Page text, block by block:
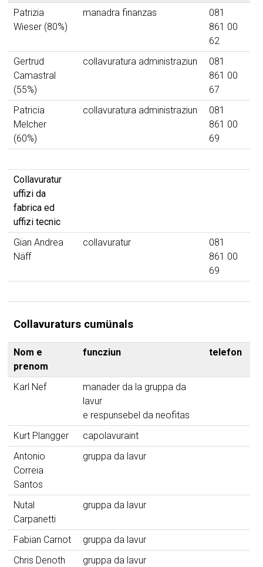
Patrizia
Wieser (80%)
manadra finanzas
081
861 00
62
Gertrud
Camastral
(55%)
collavuratura administraziun
081
861 00
67
Patricia
Melcher
(60%)
collavuratura administraziun
081
861 00
69
Collavuratur
uffizi da
fabrica ed
uffizi tecnic
Gian Andrea
Näff
collavuratur
081
861 00
69
Collavuraturs cumünals
Nom e
prenom
funcziun telefon
Karl Nef
manader da la gruppa da
lavur
e respunsebel da neofitas
Kurt Plangger
capolavuraint
Antonio
Correia
Santos
gruppa da lavur
Nutal
Carpanetti
gruppa da lavur
Fabian Carnot
gruppa da lavur
Chris Denoth
gruppa da lavur